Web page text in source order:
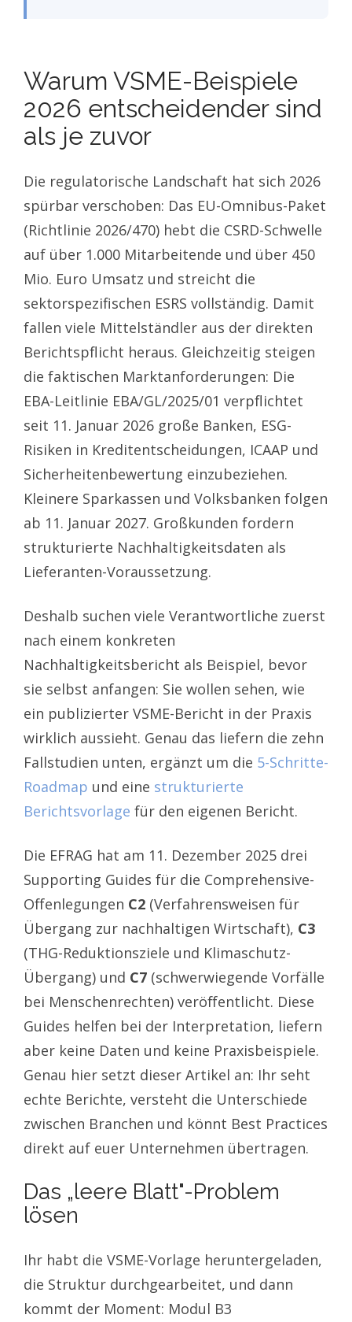
Katalysator für eure Umsetzung
Warum VSME-Beispiele
2026 entscheidender sind
als je zuvor
Die regulatorische Landschaft hat sich 2026
spürbar verschoben: Das EU-Omnibus-Paket
(Richtlinie 2026/470) hebt die CSRD-Schwelle
auf über 1.000 Mitarbeitende und über 450
Mio. Euro Umsatz und streicht die
sektorspezifischen ESRS vollständig. Damit
fallen viele Mittelständler aus der direkten
Berichtspflicht heraus. Gleichzeitig steigen
die faktischen Marktanforderungen: Die
EBA-Leitlinie EBA/GL/2025/01 verpflichtet
seit 11. Januar 2026 große Banken, ESG-
Risiken in Kreditentscheidungen, ICAAP und
Sicherheitenbewertung einzubeziehen.
Kleinere Sparkassen und Volksbanken folgen
ab 11. Januar 2027. Großkunden fordern
strukturierte Nachhaltigkeitsdaten als
Lieferanten-Voraussetzung.
Deshalb suchen viele Verantwortliche zuerst
nach einem konkreten
Nachhaltigkeitsbericht als Beispiel, bevor
sie selbst anfangen: Sie wollen sehen, wie
ein publizierter VSME-Bericht in der Praxis
wirklich aussieht. Genau das liefern die zehn
Fallstudien unten, ergänzt um die 5-Schritte-
Roadmap und eine strukturierte
Berichtsvorlage für den eigenen Bericht.
Die EFRAG hat am 11. Dezember 2025 drei
Supporting Guides für die Comprehensive-
Offenlegungen C2 (Verfahrensweisen für
Übergang zur nachhaltigen Wirtschaft), C3
(THG-Reduktionsziele und Klimaschutz-
Übergang) und C7 (schwerwiegende Vorfälle
bei Menschenrechten) veröffentlicht. Diese
Guides helfen bei der Interpretation, liefern
aber keine Daten und keine Praxisbeispiele.
Genau hier setzt dieser Artikel an: Ihr seht
echte Berichte, versteht die Unterschiede
zwischen Branchen und könnt Best Practices
direkt auf euer Unternehmen übertragen.
Das „leere Blatt"-Problem
lösen
Ihr habt die VSME-Vorlage heruntergeladen,
die Struktur durchgearbeitet, und dann
kommt der Moment: Modul B3